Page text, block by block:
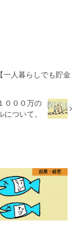
一人暮らしでも貯金
０００万の
について。
起業・経営